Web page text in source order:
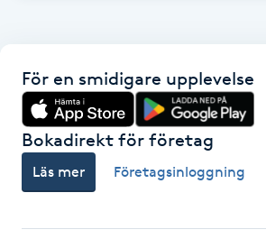
H
Hatha Yoga
Healing
För en smidigare upplevelse
Bokadirekt för företag
Läs mer Företagsinloggning